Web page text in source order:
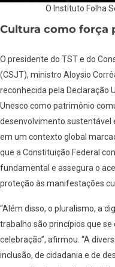
O Instituto Folha
Cultura como força
O presidente do TST e do
(CSJT), ministro Aloysio
reconhecida pela Declaração
Unesco como patrimônio
desenvolvimento sustentável
em um contexto global
que a Constituição Federal
fundamental e assegura o
proteção às manifestações
“Além disso, o pluralismo, a
trabalho são princípios que
celebração”, afirmou. “A
inclusão, de cidadania e de